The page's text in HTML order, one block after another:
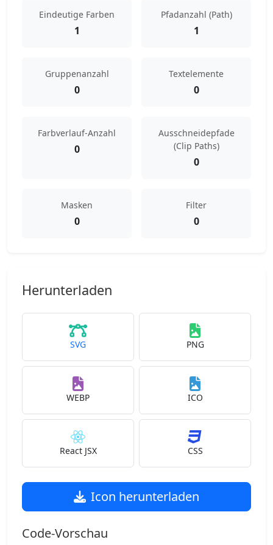
Eindeutige Farben
1
Pfadanzahl (Path)
1
Gruppenanzahl
0
Textelemente
0
Farbverlauf-Anzahl
0
Ausschneidepfade
(Clip Paths)
0
Masken
0
Filter
0
Herunterladen
SVG PNG
WEBP ICO
React JSX CSS
Icon herunterladen
Code-Vorschau